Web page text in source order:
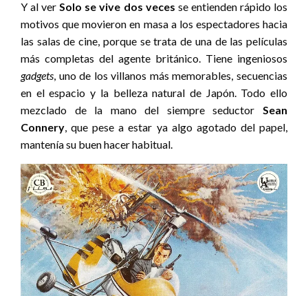
Y al verSolo se vive dos veces se entienden rápido los
motivos que movieron en masa a los espectadores hacia
las salas de cine, porque se trata de una de las películas
más completas del agente británico. Tiene ingeniosos
gadgets, uno de los villanos más memorables, secuencias
en el espacio y la belleza natural de Japón. Todo ello
mezclado de la mano del siempre seductor Sean
Connery, que pese a estar ya algo agotado del papel,
mantenía su buen hacer habitual.